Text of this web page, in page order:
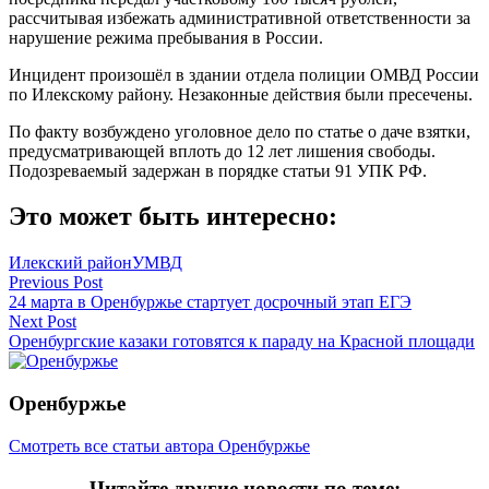
рассчитывая избежать административной ответственности за
нарушение режима пребывания в России.
Инцидент произошёл в здании отдела полиции ОМВД России
по Илекскому району. Незаконные действия были пресечены.
По факту возбуждено уголовное дело по статье о даче взятки,
предусматривающей вплоть до 12 лет лишения свободы.
Подозреваемый задержан в порядке статьи 91 УПК РФ.
Это может быть интересно:
Илекский районУМВД
Навигация
по
записям
Previous Post
24 марта в Оренбуржье стартует досрочный этап ЕГЭ
Next Post
Оренбургские казаки готовятся к параду на Красной площади
Оренбуржье
Смотреть все статьи автора Оренбуржье